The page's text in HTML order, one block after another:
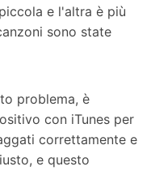
e l'altra è più
sono state
problema, è
con iTunes per
correttamente e
e questo